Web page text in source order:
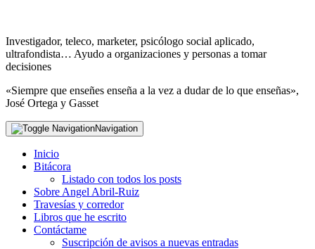
Investigador, teleco, marketer, psicólogo social aplicado,
ultrafondista… Ayudo a organizaciones y personas a tomar
decisiones
«Siempre que enseñes enseña a la vez a dudar de lo que enseñas»,
José Ortega y Gasset
Navigation
Inicio
Bitácora
Listado con todos los posts
Sobre Angel Abril-Ruiz
Travesías y corredor
Libros que he escrito
Contáctame
Suscripción de avisos a nuevas entradas